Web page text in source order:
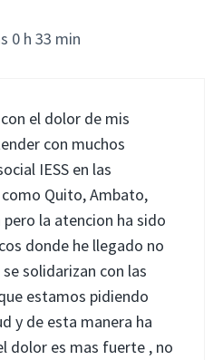
0 h 33 min
el dolor de mis
con muchos
IESS en las
Quito, Ambato,
pero la atencion ha sido
donde he llegado no
solidarizan con las
estamos pidiendo
y de esta manera ha
dolor es mas fuerte , no